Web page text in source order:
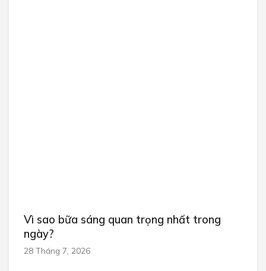
Vì sao bữa sáng quan trọng nhất trong
ngày?
28 Tháng 7, 2026